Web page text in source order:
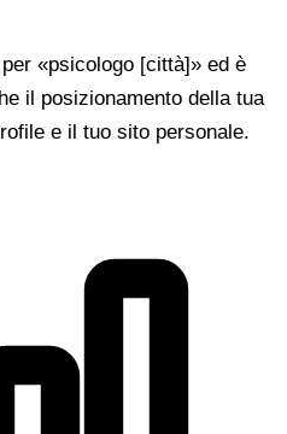
«psicologo [città]» ed è
il posizionamento della tua
e il tuo sito personale.